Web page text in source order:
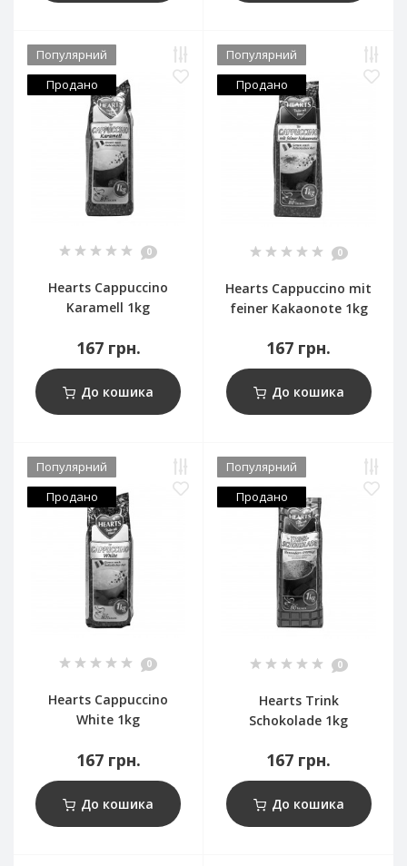
Популярний
Продано
0
Hearts Cappuccino
Karamell 1kg
167 грн.
До кошика
Популярний
Продано
0
Hearts Cappuccino mit
feiner Kakaonote 1kg
167 грн.
До кошика
Популярний
Продано
0
Hearts Cappuccino
White 1kg
167 грн.
До кошика
Популярний
Продано
0
Hearts Trink
Schokolade 1kg
167 грн.
До кошика